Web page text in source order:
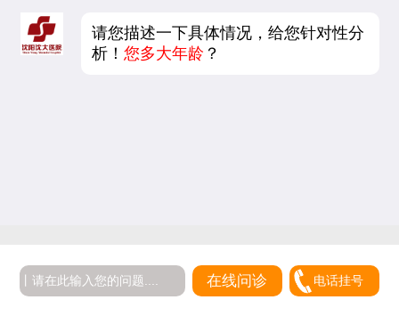
请您描述一下具体情况，给您针对性分
析！您多大年龄 ？
在线问诊 电话挂号
5